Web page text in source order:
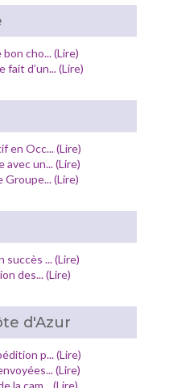
bon cho... (Lire)
fait d’un... (Lire)
en Occ... (Lire)
un... (Lire)
Groupe... (Lire)
... (Lire)
des... (Lire)
d'Azur
p... (Lire)
(Lire)